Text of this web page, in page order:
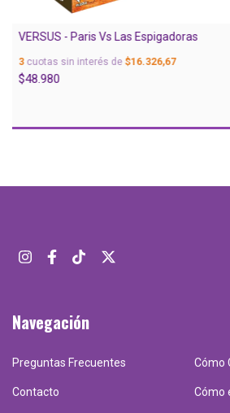
VERSUS - Paris Vs Las Espigadoras
3cuotas sin interés de$16.326,67
$48.980
Navegación
Preguntas Frecuentes Cómo
Contacto Cómo